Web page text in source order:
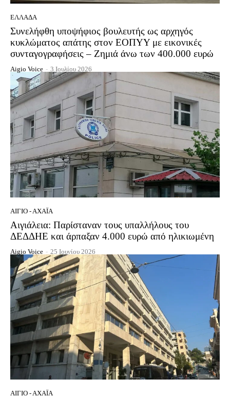
ΕΛΛΆΔΑ
Συνελήφθη υποψήφιος βουλευτής ως αρχηγός
κυκλώματος απάτης στον ΕΟΠΥΥ με εικονικές
συνταγογραφήσεις – Ζημιά άνω των 400.000 ευρώ
Aigio Voice - 3 Ιουλίου 2026
ΑΊΓΙΟ - ΑΧΑΪ́Α
Αιγιάλεια: Παρίσταναν τους υπαλλήλους του
ΔΕΔΔΗΕ και άρπαξαν 4.000 ευρώ από ηλικιωμένη
Aigio Voice - 25 Ιουνίου 2026
ΑΊΓΙΟ - ΑΧΑΪ́Α